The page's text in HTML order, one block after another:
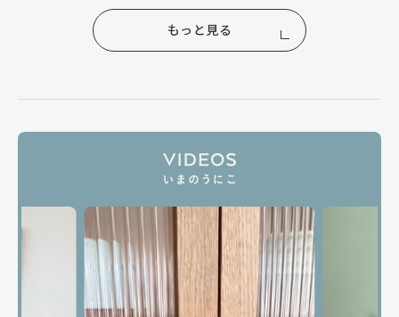
もっと見る